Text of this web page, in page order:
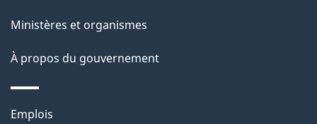
p
a
Ministères et organismes
À propos du gouvernement
Thèmes
Emplois